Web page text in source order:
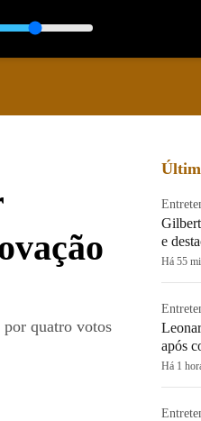
quatro votos
e
Há 55
após
Há 1